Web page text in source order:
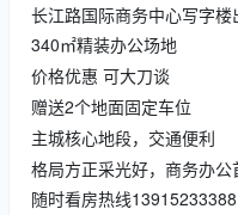
长江路国际商务中心写字楼
340㎡精装办公场地
价格优惠 可大刀谈
赠送2个地面固定车位
主城核心地段，交通便利
格局方正采光好，商务办公
随时看房热线13915233388